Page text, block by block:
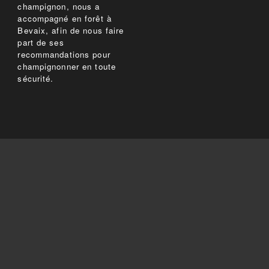
champignon, nous a
accompagné en forêt à
Bevaix, afin de nous faire
part de ses
recommandations pour
champignonner en toute
sécurité.